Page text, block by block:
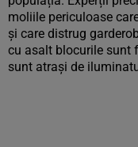
moliile periculoase
și care distrug
cu asalt blocurile sunt
sunt atrași de